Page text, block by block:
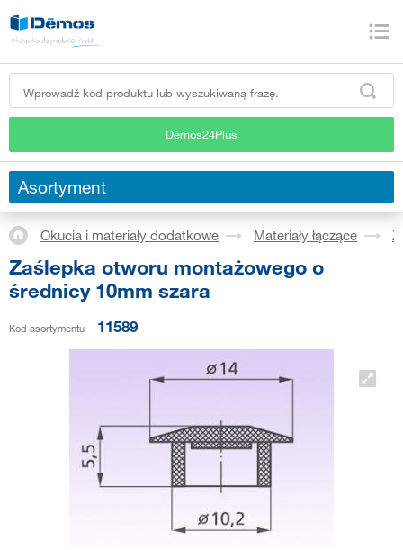
Démos24Plus
Asortyment
Okucia i materiały dodatkowe Materiały łączące
Zaślepka otworu montażowego o
średnicy 10mm szara
Kod asortymentu 11589